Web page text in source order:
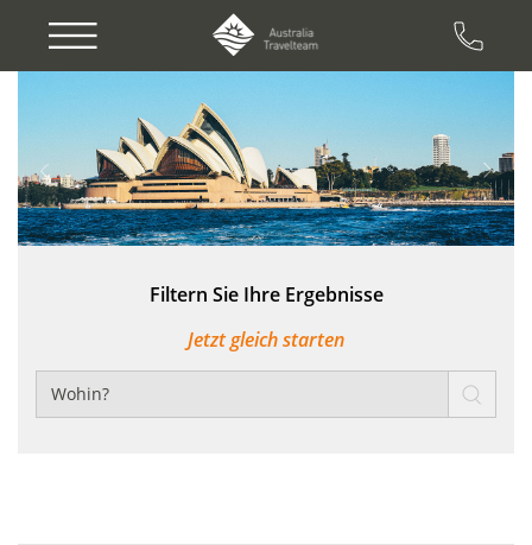
Filtern Sie Ihre Ergebnisse
Jetzt gleich starten